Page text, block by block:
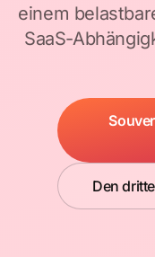
einem
SaaS-
Den